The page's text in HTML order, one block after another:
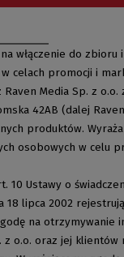
włączenie do
celach promocji i
Media Sp. z o.o.
42AB (dalej
produktów.
osobowych w celu
10 Ustawy o
18 lipca 2002
na otrzymywanie
z o.o. oraz jej